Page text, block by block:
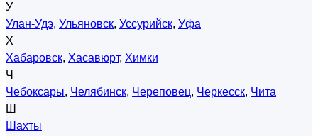
У
Улан-Удэ, Ульяновск, Уссурийск, Уфа
Х
Хабаровск, Хасавюрт, Химки
Ч
Чебоксары, Челябинск, Череповец, Черкесск, Чита
Ш
Шахты